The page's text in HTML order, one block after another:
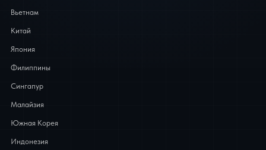
Вьетнам
Китай
Япония
Филиппины
Сингапур
Малайзия
Южная Корея
Индонезия